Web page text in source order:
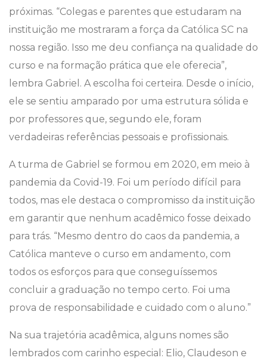
próximas. “Colegas e parentes que estudaram na
instituição me mostraram a força da Católica SC na
nossa região. Isso me deu confiança na qualidade do
curso e na formação prática que ele oferecia”,
lembra Gabriel. A escolha foi certeira. Desde o início,
ele se sentiu amparado por uma estrutura sólida e
por professores que, segundo ele, foram
verdadeiras referências pessoais e profissionais.
A turma de Gabriel se formou em 2020, em meio à
pandemia da Covid-19. Foi um período difícil para
todos, mas ele destaca o compromisso da instituição
em garantir que nenhum acadêmico fosse deixado
para trás. “Mesmo dentro do caos da pandemia, a
Católica manteve o curso em andamento, com
todos os esforços para que conseguíssemos
concluir a graduação no tempo certo. Foi uma
prova de responsabilidade e cuidado com o aluno.”
Na sua trajetória acadêmica, alguns nomes são
lembrados com carinho especial: Elio, Claudeson e